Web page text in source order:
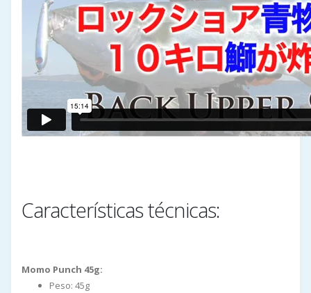
Características técnicas:
Momo Punch 45g:
Peso: 45g